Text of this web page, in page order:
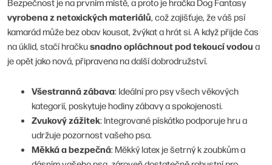
vyrobena z netoxických materiálů, což zajišťuje, že váš psí
kamarád může bez obav kousat, žvýkat a hrát si. A když přijde čas
na úklid, stačí hračkusnadno opláchnout pod tekoucí vodou a
je opět jako nová, připravena na další dobrodružství.
Všestranná zábava: Ideální pro psy všech věkových
kategorií, poskytuje hodiny zábavy a spokojenosti.
Zvukový zážitek: Integrované pískátko podporuje hru a
udržuje pozornost vašeho psa.
Měkká a bezpečná: Měkký latex je šetrný k zoubkům a